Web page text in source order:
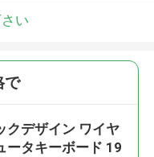
い
で
クデザイン ワイヤ
ータキーボード 19